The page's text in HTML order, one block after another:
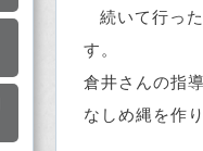
続いて行っ
す。
倉井さんの指
なしめ縄を作